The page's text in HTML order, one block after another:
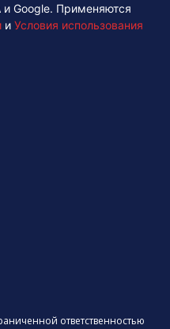
и Google. Применяются
и Условия использования
ответственностью